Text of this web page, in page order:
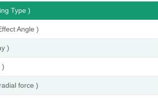
Type )
Angle )
)
)
force )